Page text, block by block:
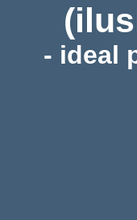
- ideal